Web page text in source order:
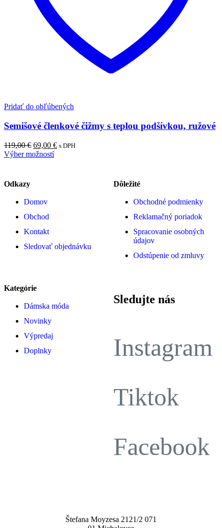
Pridať do obľúbených
Semišové členkové čižmy s teplou podšívkou, ružové
119,00€ 69,00 € s DPH
Výber možností
Odkazy
Domov
Obchod
Kontakt
Sledovať objednávku
Dôležité
Obchodné podmienky
Reklamačný poriadok
Spracovanie osobných
údajov
Odstúpenie od zmluvy
Kategórie
Dámska móda
Novinky
Výpredaj
Doplnky
Sledujte nás
Instagram
Tiktok
Facebook
Štefana Moyzesa 2121/2 071